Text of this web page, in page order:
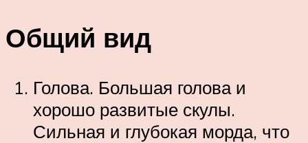
Общий вид
Голова. Большая голова и
хорошо развитые скулы.
Сильная и глубокая морда, что